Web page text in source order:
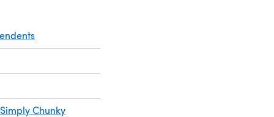
Chunky